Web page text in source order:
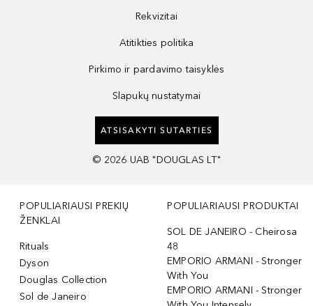
Rekvizitai
Atitikties politika
Pirkimo ir pardavimo taisyklės
Slapukų nustatymai
ATSISAKYTI SUTARTIES
© 2026 UAB "DOUGLAS LT"
POPULIARIAUSI PREKIŲ
ŽENKLAI
Rituals
Dyson
Douglas Collection
Sol de Janeiro
POPULIARIAUSI PRODUKTAI
SOL DE JANEIRO - Cheirosa
48
EMPORIO ARMANI - Stronger
With You
EMPORIO ARMANI - Stronger